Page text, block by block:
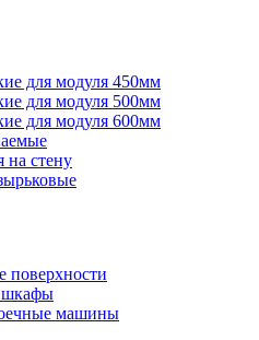
для модуля 450мм
для модуля 500мм
для модуля 600мм
на стену
поверхности
шкафы
машины